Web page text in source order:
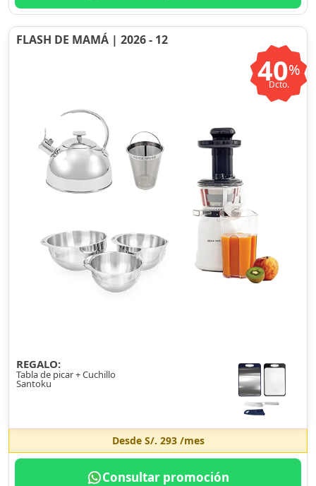
FLASH DE MAMÁ | 2026 - 12
40%
Dcto.
REGALO:
Tabla de picar + Cuchillo
Santoku
Desde S/. 293/mes
Consultar promoción